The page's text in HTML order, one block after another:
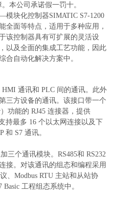
本公司承诺假一罚十。
块化控制器SIMATIC S7-1200
全面等特点，适用于多种应用，
该控制器具有可扩展的灵活设
以及全面的集成工艺功能，因此
合自动化解决方案中。
通讯和 PLC 间的通讯。此外
三方设备的通讯。该接口带一个
功能的 RJ45 连接器，提供
持最多 16 个以太网连接以及下
和 S7 通讯。
三个通讯模块。RS485和 RS232
接。对该通讯的组态和编程采用
、Modbus RTU 主站和从站协
工程组态系统中。